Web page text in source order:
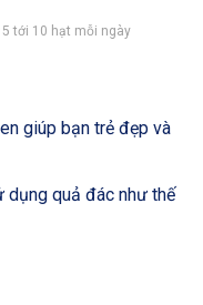
tới 10 hạt mỗi ngày
giúp bạn trẻ đẹp và
dụng quả đác như thế